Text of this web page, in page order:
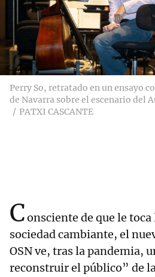
Perry So, retratado en un ensayo
de Navarra sobre el escenario del
PATXI CASCANTE
Consciente de que le
sociedad cambiante, el
OSN ve, tras la pandemia,
reconstruir el público” de